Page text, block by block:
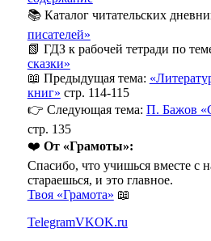
📚 Каталог читательских
писателей»
📗 ГДЗ к рабочей тетради по
сказки»
📖 Предыдущая тема:
книг» стр. 114-115
👉 Следующая тема: П. Бажов
стр. 135
❤️ От «Грамоты»:
Спасибо, что учишься вместе
стараешься, и это главное.
Твоя «Грамота» 📖
TelegramVKOK.ru